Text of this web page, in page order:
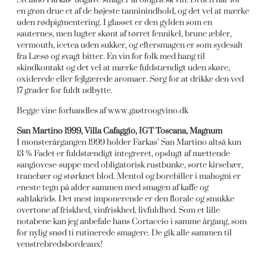
en grøn drue et af de højeste tanninindhold, og det vel at mærke
uden rødpigmentering. I glasset er den gylden som en
sauternes, men lugter skønt af tørret fennikel, brune æbler,
vermouth, icetea uden sukker, og eftersmagen er som sydesalt
fra Læsø og svagt bitter. En vin for folk med hang til
skindkontakt og det vel at mærke fuldstændigt uden skøre,
oxiderede eller fejlgærede aromaer. Sørg for at drikke den ved
17 grader for fuldt udbytte.
Begge vine forhandles af www.gastroogvino.dk
San Martino 1999, Villa Cafaggio, IGT Toscana, Magnum
I monsterårgangen 1999 holder Farkas’ San Martino altså kun
13 % Fadet er fuldstændigt integreret, opslugt af mættende
sangiovese-suppe med obligatorisk rustbunke, sorte kirsebær,
tranebær og størknet blod. Mentol og borebiller i mahogni er
eneste tegn på alder sammen med smagen af kaffe og
saltlakrids. Det mest imponerende er den florale og smukke
overtone af friskhed, vinfriskhed, livfuldhed. Som et lille
notabene kan jeg anbefale hans Cortaccio i samme årgang, som
for nylig snød ti rutinerede smagere. De gik alle sammen til
venstrebredsbordeaux!